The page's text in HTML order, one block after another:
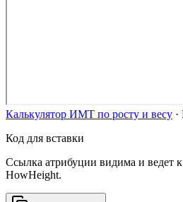
Калькулятор ИМТ по росту и весу ·
Код для вставки
Ссылка атрибуции видима и ведет
HowHeight.